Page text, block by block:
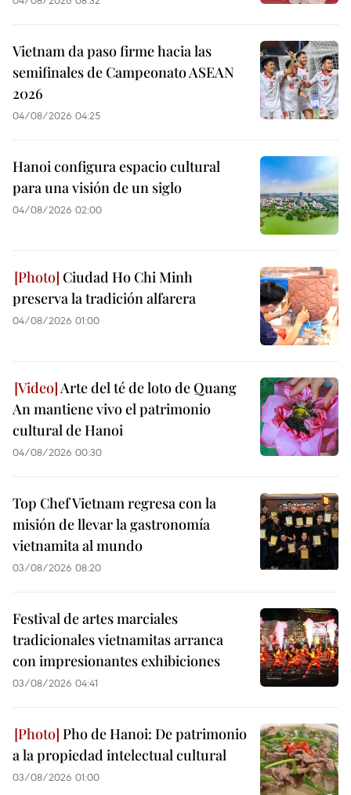
Vietnam da paso firme hacia las
semifinales de Campeonato ASEAN
2026
04/08/2026 04:25
Hanoi configura espacio cultural
para una visión de un siglo
04/08/2026 02:00
Ciudad Ho Chi Minh
preserva la tradición alfarera
04/08/2026 01:00
Arte del té de loto de Quang
An mantiene vivo el patrimonio
cultural de Hanoi
04/08/2026 00:30
Top Chef Vietnam regresa con la
misión de llevar la gastronomía
vietnamita al mundo
03/08/2026 08:20
Festival de artes marciales
tradicionales vietnamitas arranca
con impresionantes exhibiciones
03/08/2026 04:41
Pho de Hanoi: De patrimonio
a la propiedad intelectual cultural
03/08/2026 01:00